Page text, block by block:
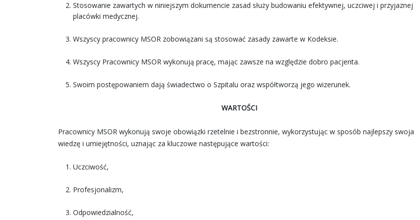
Stosowanie zawartych w niniejszym dokumencie zasad służy budowaniu efektywnej, uczciwej i przyjaznej
placówki medycznej.
Wszyscy pracownicy MSOR zobowiązani są stosować zasady zawarte w Kodeksie.
Wszyscy Pracownicy MSOR wykonują pracę, mając zawsze na względzie dobro pacjenta.
Swoim postępowaniem dają świadectwo o Szpitalu oraz współtworzą jego wizerunek.
WARTOŚCI
Pracownicy MSOR wykonują swoje obowiązki rzetelnie i bezstronnie, wykorzystując w sposób najlepszy swoja
wiedzę i umiejętności, uznając za kluczowe następujące wartości:
Uczciwość,
Profesjonalizm,
Odpowiedzialność,